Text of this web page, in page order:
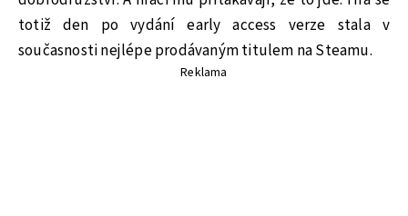
totiž den po vydání early access verze stala v
současnosti nejlépe prodávaným titulem na Steamu.
Reklama